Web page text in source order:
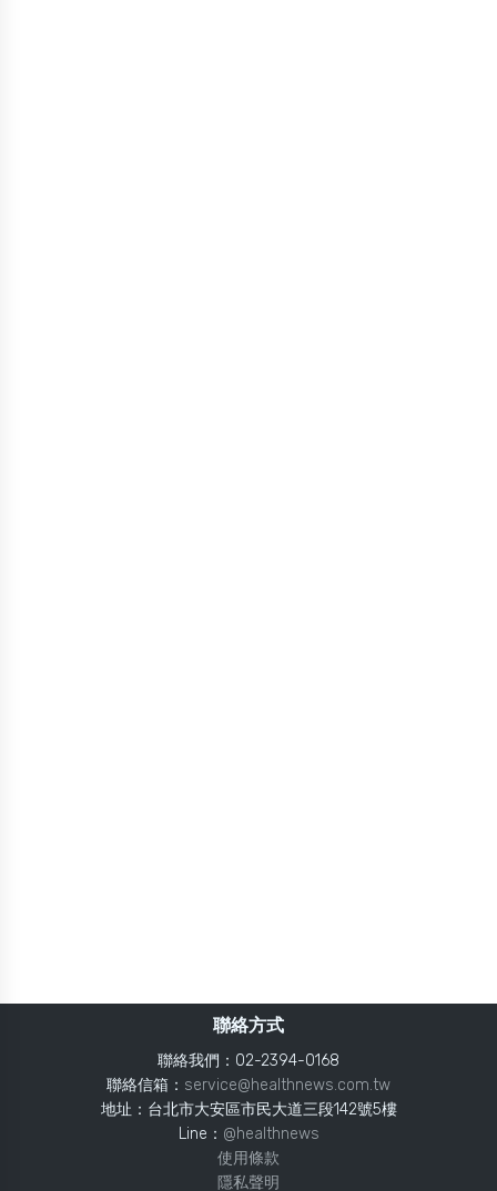
聯絡方式
聯絡我們：02-2394-0168
聯絡信箱： service@healthnews.com.tw
地址：台北市大安區市民大道三段142號5樓
Line： @healthnews
使用條款
隱私聲明